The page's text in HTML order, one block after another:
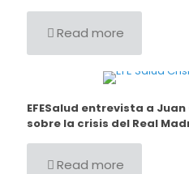
Read more
EFESalud entrevista a
sobre la crisis del Real
Read more